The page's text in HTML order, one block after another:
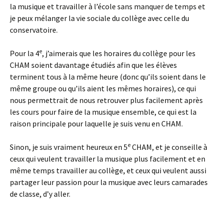
la musique et travailler à l’école sans manquer de temps et
je peux mélanger la vie sociale du collège avec celle du
conservatoire.
Pour la 4e, j’aimerais que les horaires du collège pour les
CHAM soient davantage étudiés afin que les élèves
terminent tous à la même heure (donc qu’ils soient dans le
même groupe ou qu’ils aient les mêmes horaires), ce qui
nous permettrait de nous retrouver plus facilement après
les cours pour faire de la musique ensemble, ce qui est la
raison principale pour laquelle je suis venu en CHAM.
Sinon, je suis vraiment heureux en 5e CHAM, et je conseille à
ceux qui veulent travailler la musique plus facilement et en
même temps travailler au collège, et ceux qui veulent aussi
partager leur passion pour la musique avec leurs camarades
de classe, d’y aller.